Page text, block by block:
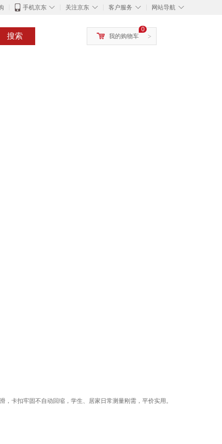
◇
手机京东 ◇
关注京东 ◇
客户服务 ◇
网站导航
搜索 >
0
我的购物车
卡扣牢固不自动回缩，学生、居家日常测量刚需，平价实用。